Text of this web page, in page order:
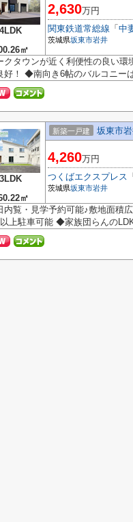
4LDK
㎡
2,630万円
関東鉄道常総線 「 中
茨城県坂東市岩井
クタウンが近く利便性の良い
好！ ◆南向き6帖のバルコニー
3LDK
㎡
新築一戸建 坂東市
4,260万円
つくばエクスプレス 「
茨城県坂東市岩井
内覧・見学予約可能♪敷地面積
上駐車可能 ◆家族団らんの